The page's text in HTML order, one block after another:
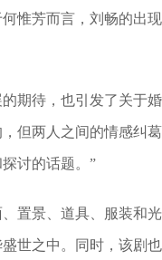
惟芳而言，刘畅的出
期待，也引发了关于
但两人之间的情感纠
讨的话题。”
置景、道具、服装和
世之中。同时，该剧